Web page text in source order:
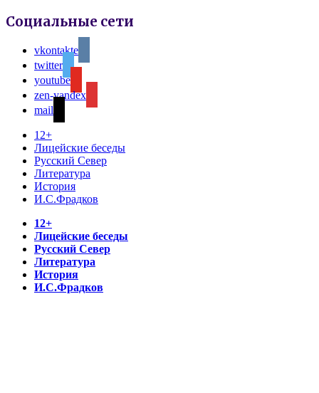
Социальные сети
vkontakte
twitter
youtube
zen-yandex
mail
12+
Лицейские беседы
Русский Север
Литература
История
И.С.Фрадков
12+
Лицейские беседы
Русский Север
Литература
История
И.С.Фрадков